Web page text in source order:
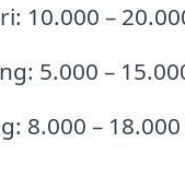
10.000 –
5.000 –
8.000 – 18.000